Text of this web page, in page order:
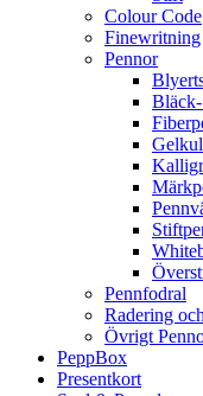
Colour Code
Finewritning
Pennor
Pennfodral
Radering
Övrigt
PeppBox
Presentkort